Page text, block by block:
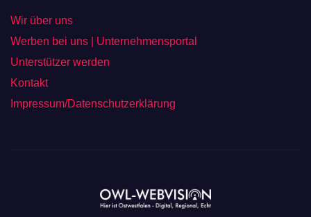
Wir über uns
Werben bei uns | Unternehmensportal
Unterstützer werden
Kontakt
Impressum/Datenschutzerklärung